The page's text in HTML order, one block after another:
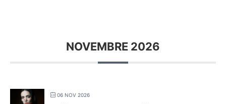
NOVEMBRE 2026
06 NOV 2026